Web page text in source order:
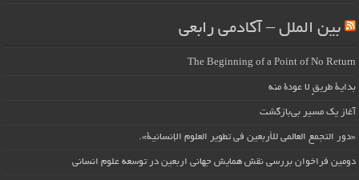
بین الملل – آکادمی رابعی
The Beginning of a Point of No Return
بداية طريقٍ لا عودة منه
آغاز یک مسیر بی‌بازگشت
«دور التجمع العالمي للأربعين في تطوير العلوم الإنسانية».
دومین فراخوان بررسی نقش همایش جهانی اربعین در توسعه علوم انسانی